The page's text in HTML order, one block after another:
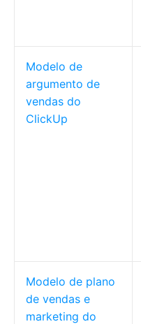
Modelo de
argumento de
vendas do
ClickUp
Modelo de plano
de vendas e
marketing do